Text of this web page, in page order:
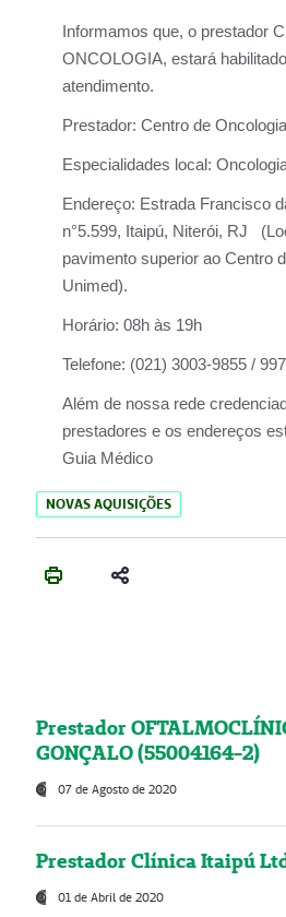
Informamos que, o prestador
ONCOLOGIA, estará
atendimento.
Prestador: Centro de
Especialidades local:
Endereço: Estrada Francisco
n°5.599, Itaipú, Niterói, RJ
pavimento superior ao Centro
Unimed).
Horário: 08h às 19h
Telefone: (021) 3003-9855 /
Além de nossa rede
prestadores e os endereços
Guia Médico
NOVAS AQUISIÇÕES
Prestador
GONÇALO (55004164-2)
07 de Agosto de 2020
Prestador Clínica Itaipú
01 de Abril de 2020